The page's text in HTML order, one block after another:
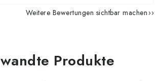
Weitere Bewertungen sichtbar machen
Produkte